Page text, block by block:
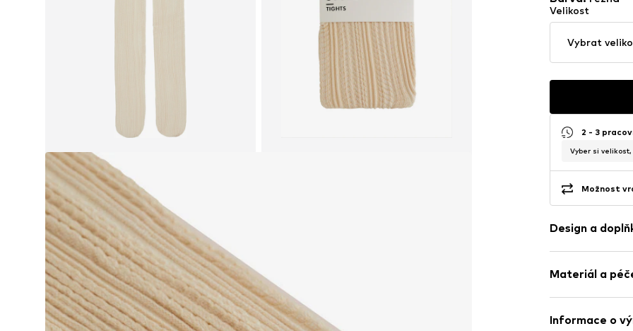
Velikost
Vybrat
2 - 3
Vyber si
Možnost
Design a
žerzej
Položka č.
Materiál a
Materiál: 60%
Informace o